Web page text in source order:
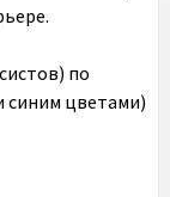
по
синим цветами)